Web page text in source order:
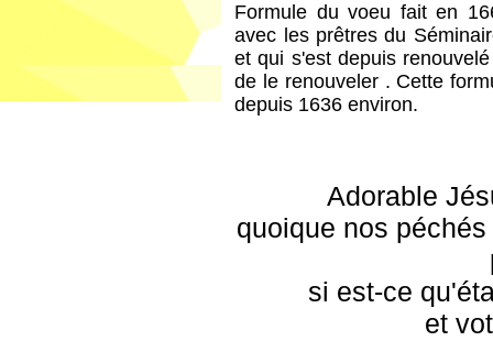
Formule du voeu fait en
avec les prêtres du
et qui s'est depuis
de le renouveler . Cette
depuis 1636 environ.
Adorable
quoique nos
si est-ce
et